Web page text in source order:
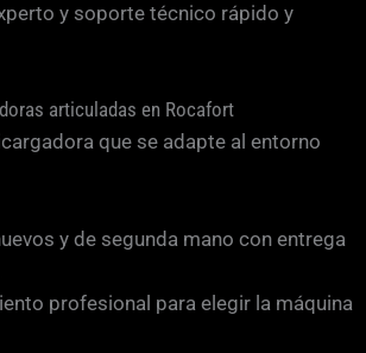
y soporte técnico rápido y
articuladas en Rocafort
que se adapte al entorno
y de segunda mano con entrega
profesional para elegir la máquina